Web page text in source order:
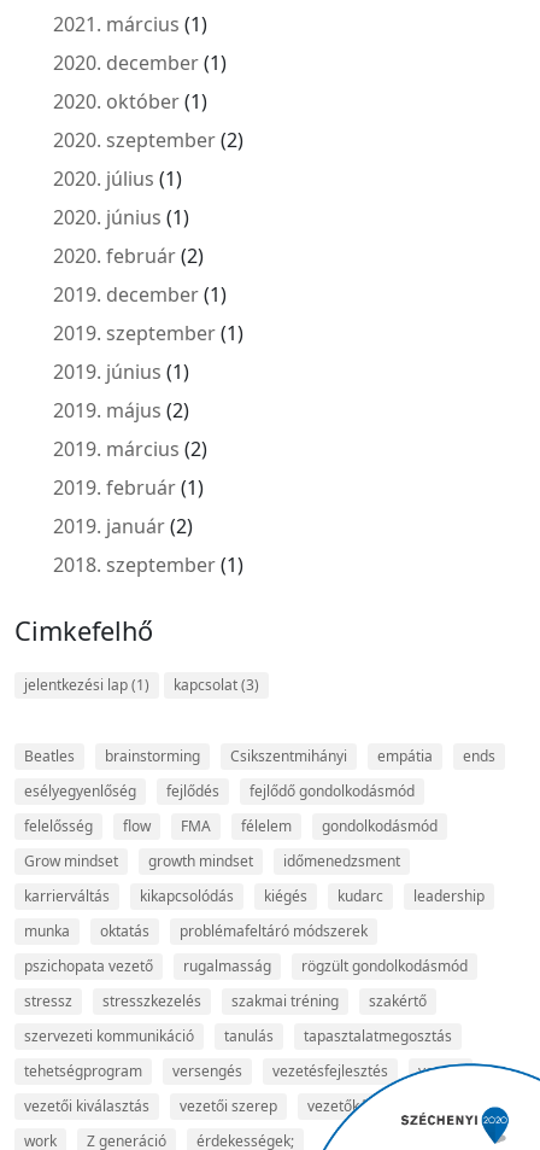
2021. március (1)
2020. december(1)
2020. október(1)
2020. szeptember(2)
2020. július (1)
2020. június (1)
2020. február(2)
2019. december(1)
2019. szeptember(1)
2019. június (1)
2019. május (2)
2019. március (2)
2019. február(1)
2019. január(2)
2018. szeptember(1)
Cimkefelhő
jelentkezési lap(1) kapcsolat(3)
Beatles brainstorming Csikszentmihányi empátia
ends
esélyegyenlőség
fejlődés
fejlődő gondolkodásmód
felelősség
flow FMA félelem
gondolkodásmód
Grow mindset
growth mindset
időmenedzsment
karrierváltás
kikapcsolódás kiégés kudarc
leadership
munka
oktatás
problémafeltáró módszerek
pszichopata vezető
rugalmasság
rögzült gondolkodásmód
stressz
stresszkezelés szakmai tréning
szakértő
szervezeti kommunikáció
tanulás
tapasztalatmegosztás
tehetségprogram
versengés vezetésfejlesztés
vezető
vezetői kiválasztás
vezetői szerep vezetőképzés
video arts
work
Z generáció érdekességek;